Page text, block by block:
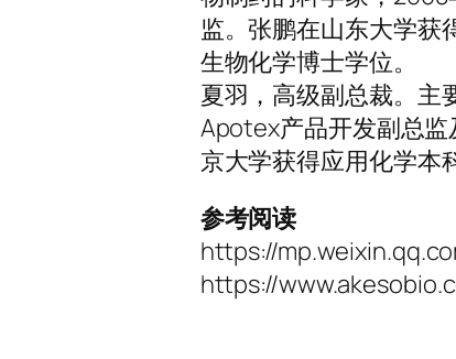
监。张鹏在山东大学获
生物化学博士学位。
夏羽，高级副总裁。主
Apotex产品开发副总
京大学获得应用化学本
参考阅读
https://
https://